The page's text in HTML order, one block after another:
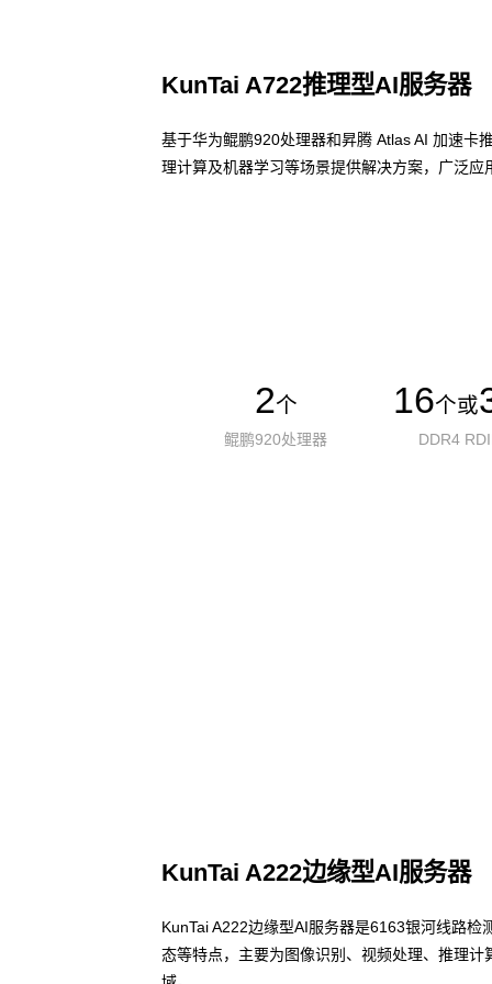
KunTai A722推理型AI服务器
基于华为鲲鹏920处理器和昇腾 Atlas AI 加速卡
理计算及机器学习等场景提供解决方案，广泛应
2个
鲲鹏920处理器
16个或
DDR4
KunTai A222边缘型AI服务器
KunTai A222边缘型AI服务器是6163银河线路
态等特点，主要为图像识别、视频处理、推理